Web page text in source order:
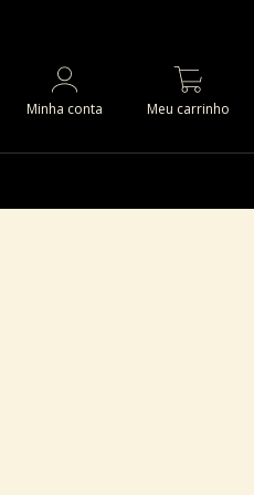
Minha conta Meu carrinho